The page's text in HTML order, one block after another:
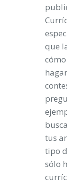
que
tus
tipo
sólo